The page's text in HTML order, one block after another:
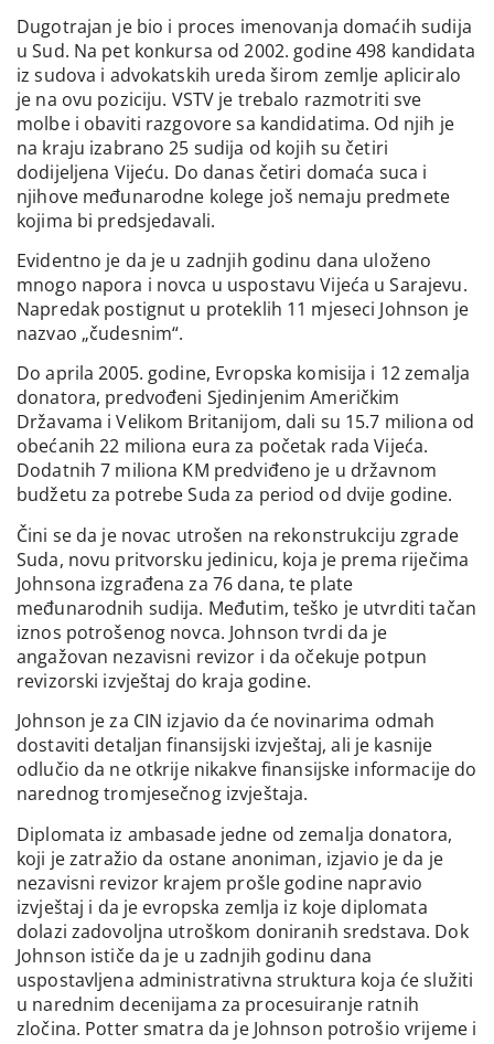
Dugotrajan je bio i proces imenovanja domaćih sudija
u Sud. Na pet konkursa od 2002. godine 498 kandidata
iz sudova i advokatskih ureda širom zemlje apliciralo
je na ovu poziciju. VSTV je trebalo razmotriti sve
molbe i obaviti razgovore sa kandidatima. Od njih je
na kraju izabrano 25 sudija od kojih su četiri
dodijeljena Vijeću. Do danas četiri domaća suca i
njihove međunarodne kolege još nemaju predmete
kojima bi predsjedavali.
Evidentno je da je u zadnjih godinu dana uloženo
mnogo napora i novca u uspostavu Vijeća u Sarajevu.
Napredak postignut u proteklih 11 mjeseci Johnson je
nazvao „čudesnim“.
Do aprila 2005. godine, Evropska komisija i 12 zemalja
donatora, predvođeni Sjedinjenim Američkim
Državama i Velikom Britanijom, dali su 15.7 miliona od
obećanih 22 miliona eura za početak rada Vijeća.
Dodatnih 7 miliona KM predviđeno je u državnom
budžetu za potrebe Suda za period od dvije godine.
Čini se da je novac utrošen na rekonstrukciju zgrade
Suda, novu pritvorsku jedinicu, koja je prema riječima
Johnsona izgrađena za 76 dana, te plate
međunarodnih sudija. Međutim, teško je utvrditi tačan
iznos potrošenog novca. Johnson tvrdi da je
angažovan nezavisni revizor i da očekuje potpun
revizorski izvještaj do kraja godine.
Johnson je za CIN izjavio da će novinarima odmah
dostaviti detaljan finansijski izvještaj, ali je kasnije
odlučio da ne otkrije nikakve finansijske informacije do
narednog tromjesečnog izvještaja.
Diplomata iz ambasade jedne od zemalja donatora,
koji je zatražio da ostane anoniman, izjavio je da je
nezavisni revizor krajem prošle godine napravio
izvještaj i da je evropska zemlja iz koje diplomata
dolazi zadovoljna utroškom doniranih sredstava. Dok
Johnson ističe da je u zadnjih godinu dana
uspostavljena administrativna struktura koja će služiti
u narednim decenijama za procesuiranje ratnih
zločina. Potter smatra da je Johnson potrošio vrijeme i